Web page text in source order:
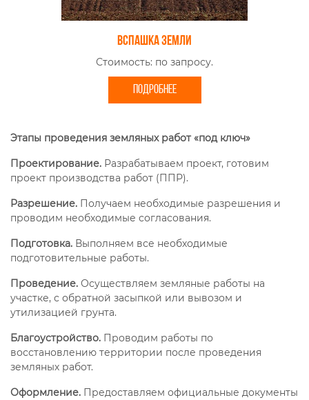
Вспашка земли
Стоимость: по запросу.
ПОДРОБНЕЕ
Этапы проведения земляных работ «под ключ»
Проектирование. Разрабатываем проект, готовим
проект производства работ (ППР).
Разрешение. Получаем необходимые разрешения и
проводим необходимые согласования.
Подготовка. Выполняем все необходимые
подготовительные работы.
Проведение. Осуществляем земляные работы на
участке, с обратной засыпкой или вывозом и
утилизацией грунта.
Благоустройство. Проводим работы по
восстановлению территории после проведения
земляных работ.
Оформление. Предоставляем официальные документы